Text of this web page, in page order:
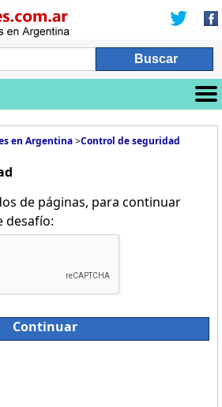
en Argentina>Control de seguridad
de páginas, para continuar
desafío:
Continuar